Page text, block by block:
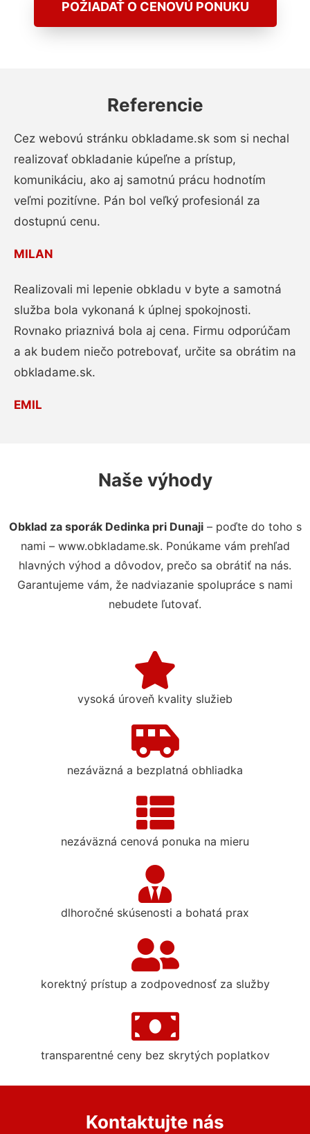
POŽIADAŤ O CENOVÚ PONUKU
Referencie
Cez webovú stránku obkladame.sk som si nechal
realizovať obkladanie kúpeľne a prístup,
komunikáciu, ako aj samotnú prácu hodnotím
veľmi pozitívne. Pán bol veľký profesionál za
dostupnú cenu.
MILAN
Realizovali mi lepenie obkladu v byte a samotná
služba bola vykonaná k úplnej spokojnosti.
Rovnako priaznivá bola aj cena. Firmu odporúčam
a ak budem niečo potrebovať, určite sa obrátim na
obkladame.sk.
EMIL
Naše výhody
Obklad za sporák Dedinka pri Dunaji– poďte do toho s
nami – www.obkladame.sk. Ponúkame vám prehľad
hlavných výhod a dôvodov, prečo sa obrátiť na nás.
Garantujeme vám, že nadviazanie spolupráce s nami
nebudete ľutovať.
vysoká úroveň kvality služieb
nezáväzná a bezplatná obhliadka
nezáväzná cenová ponuka na mieru
dlhoročné skúsenosti a bohatá prax
korektný prístup a zodpovednosť za služby
transparentné ceny bez skrytých poplatkov
Kontaktujte nás